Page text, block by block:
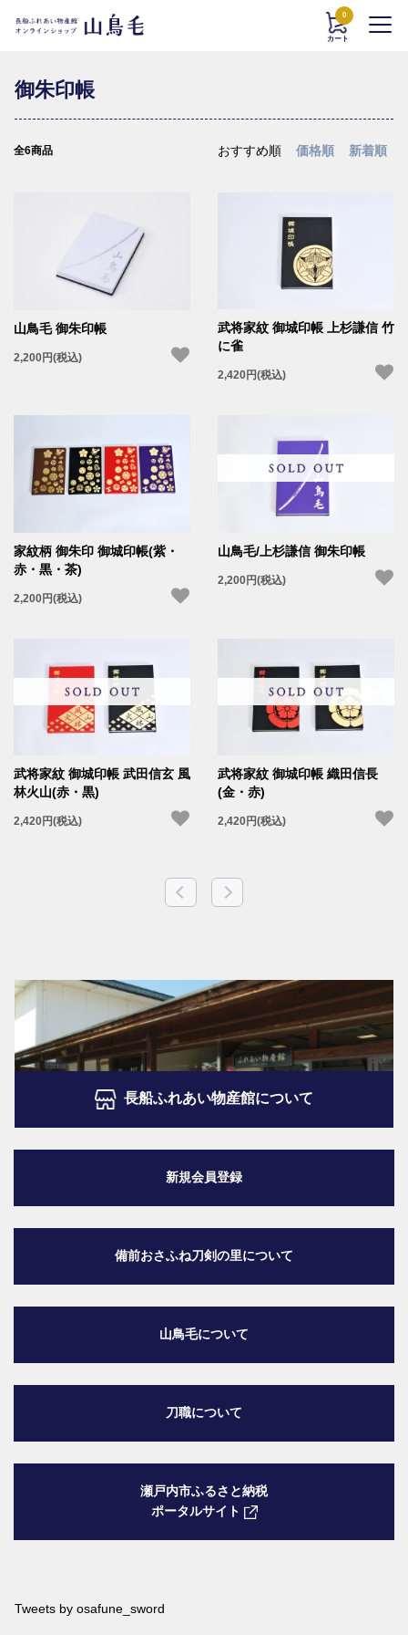
カート
0
御朱印帳
全6商品 おすすめ順 価格順 新着順
山鳥毛 御朱印帳
2,200円(税込)
武将家紋 御城印帳 上杉謙信 竹
に雀
2,420円(税込)
家紋柄 御朱印 御城印帳(紫・
赤・黒・茶)
2,200円(税込)
山鳥毛/上杉謙信 御朱印帳
2,200円(税込)
武将家紋 御城印帳 武田信玄 風
林火山(赤・黒)
2,420円(税込)
武将家紋 御城印帳 織田信長
(金・赤)
2,420円(税込)
長船ふれあい物産館について
新規会員登録
備前おさふね刀剣の里について
山鳥毛について
刀職について
瀬戸内市ふるさと納税
ポータルサイト
Tweets by osafune_sword